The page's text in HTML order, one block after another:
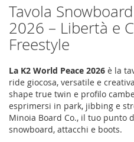
Tavola
2026 – Libertà e
Freestyle
La K2 World Peace 2026 è la
ride giocosa, versatile e
shape true twin e profilo
esprimersi in park, jibbing e
Minoia Board Co., il tuo punto
snowboard, attacchi e boots.